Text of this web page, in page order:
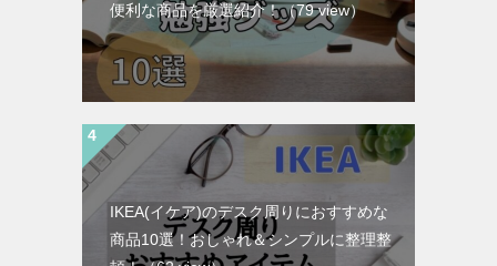
便利な商品を厳選紹介！（79 view）
IKEA(イケア)のデスク周りにおすすめな
商品10選！おしゃれ＆シンプルに整理整